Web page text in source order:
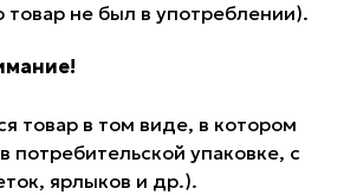
товар не был в употреблении).
товар в том виде, в котором
потребительской упаковке, с
ярлыков и др.).